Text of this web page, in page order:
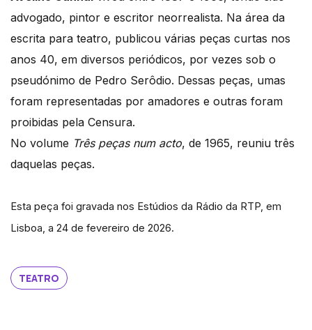
advogado, pintor e escritor neorrealista. Na área da
escrita para teatro, publicou várias peças curtas nos
anos 40, em diversos periódicos, por vezes sob o
pseudónimo de Pedro Serôdio. Dessas peças, umas
foram representadas por amadores e outras foram
proibidas pela Censura.
No volume Três peças num acto, de 1965, reuniu três
daquelas peças.
Esta peça foi gravada nos Estúdios da Rádio da RTP, em
Lisboa, a 24 de fevereiro de 2026.
TEATRO